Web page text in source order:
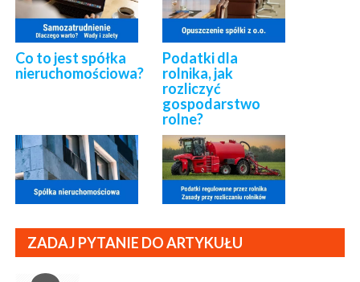
Co to jest spółka
nieruchomościowa?
Podatki dla
rolnika, jak
rozliczyć
gospodarstwo
rolne?
ZADAJ PYTANIE DO ARTYKUŁU